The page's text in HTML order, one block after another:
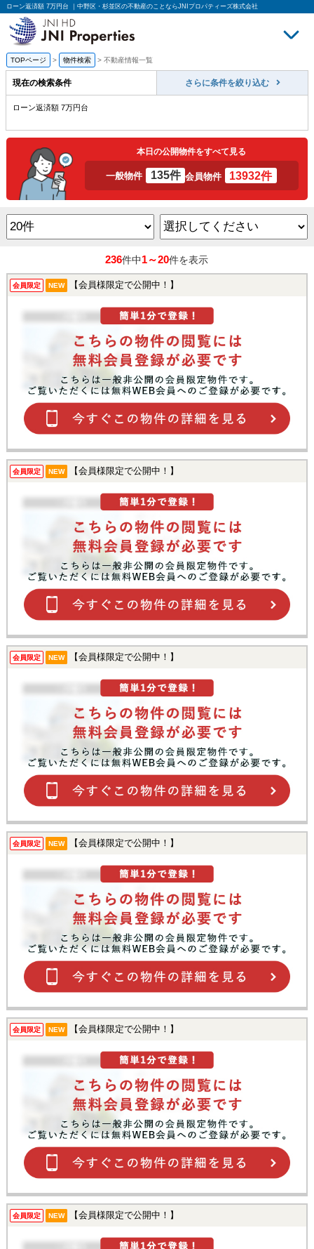
ローン返済額 7万円台 ｜中野区・杉並区の不動産のことならJNIプロパティーズ株式会社
買いたい 売
TOPページ > 物件検索 > 不動産情報一覧
現在の検索条件 さらに条件を絞り込む
ローン返済額 7万円台
本日の公開物件をすべて見る
一般物件 135件 会員物件 13932件
236件中1～20件を表示
会員限定 NEW 【会員様限定で公開中！】
会員限定 NEW 【会員様限定で公開中！】
会員限定 NEW 【会員様限定で公開中！】
会員限定 NEW 【会員様限定で公開中！】
会員限定 NEW 【会員様限定で公開中！】
会員限定 NEW 【会員様限定で公開中！】